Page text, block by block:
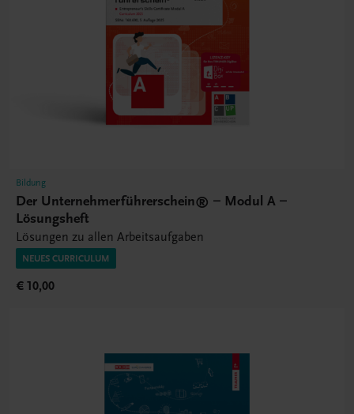
Bildung
Der Unternehmerführerschein® – Modul A –
Lösungsheft
Lösungen zu allen Arbeitsaufgaben
NEUES CURRICULUM
€ 10,00